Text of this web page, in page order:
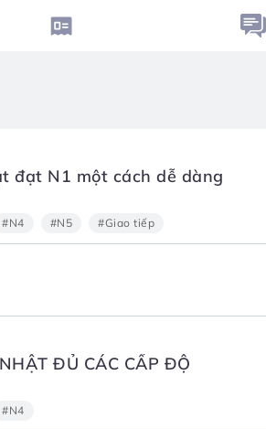
đạt N1 một cách dễ dàng
#N4 #N5 #Giao tiếp
ĐỦ CÁC CẤP ĐỘ
#N4